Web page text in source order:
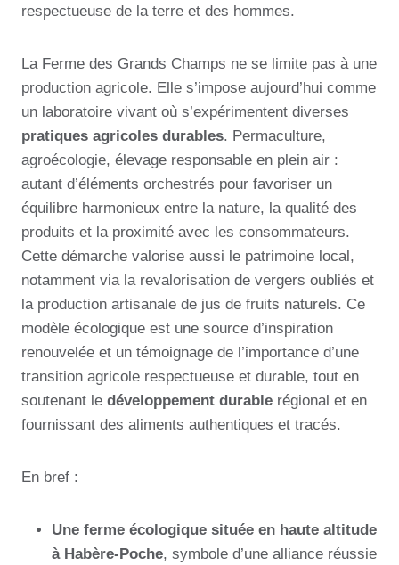
respectueuse de la terre et des hommes.
La Ferme des Grands Champs ne se limite pas à une
production agricole. Elle s’impose aujourd’hui comme
un laboratoire vivant où s’expérimentent diverses
pratiques agricoles durables. Permaculture,
agroécologie, élevage responsable en plein air :
autant d’éléments orchestrés pour favoriser un
équilibre harmonieux entre la nature, la qualité des
produits et la proximité avec les consommateurs.
Cette démarche valorise aussi le patrimoine local,
notamment via la revalorisation de vergers oubliés et
la production artisanale de jus de fruits naturels. Ce
modèle écologique est une source d’inspiration
renouvelée et un témoignage de l’importance d’une
transition agricole respectueuse et durable, tout en
soutenant le développement durable régional et en
fournissant des aliments authentiques et tracés.
En bref :
Une ferme écologique située en haute altitude
à Habère-Poche, symbole d’une alliance réussie